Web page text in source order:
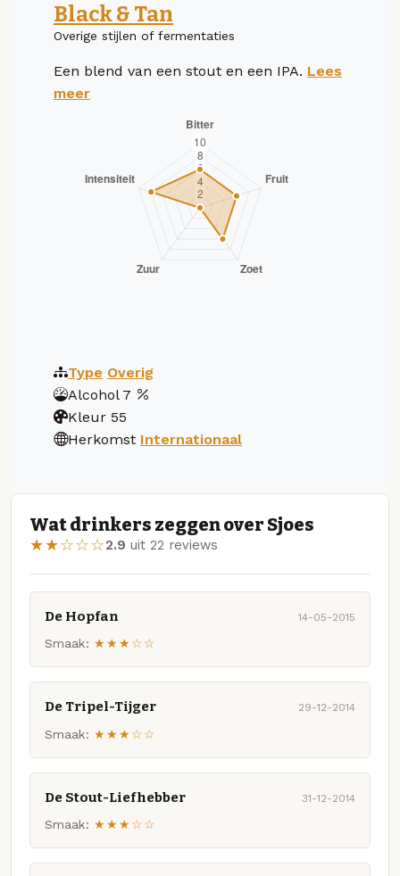
Black & Tan
Overige stijlen of fermentaties
Een blend van een stout en een IPA. Lees
meer
Type Overig
Alcohol 7
Kleur 55
Herkomst Internationaal
Wat drinkers zeggen over Sjoes
★★☆☆☆2.9 uit 22 reviews
De Hopfan 14-05-2015
Smaak: ★★★☆☆
De Tripel-Tijger 29-12-2014
Smaak: ★★★☆☆
De Stout-Liefhebber 31-12-2014
Smaak: ★★★☆☆